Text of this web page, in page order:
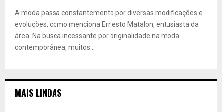
A moda passa constantemente por diversas modificações e
evoluções, como menciona Ernesto Matalon, entusiasta da
área. Na busca incessante por originalidade na moda
contemporânea, muitos...
MAIS LINDAS